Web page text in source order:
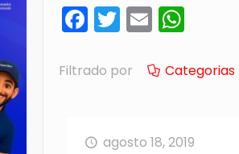
Facebook
Twitter
Email
Filtrado por Categorias
agosto 18, 2019